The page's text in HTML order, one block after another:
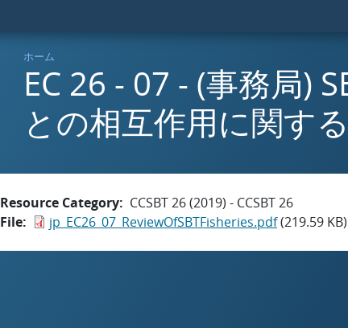
ホーム
EC 26 - 07 - (事務局)
との相互作用に関す
Resource Category
CCSBT 26 (2019) - CCSBT 26
File
jp_EC26_07_ReviewOfSBTFisheries.pdf(219.59 KB)